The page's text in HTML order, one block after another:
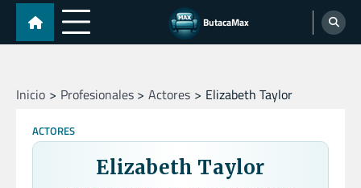
Skip
content
ButacaMax
Inicio Profesionales Actores Elizabeth Taylor
ACTORES
Elizabeth Taylor